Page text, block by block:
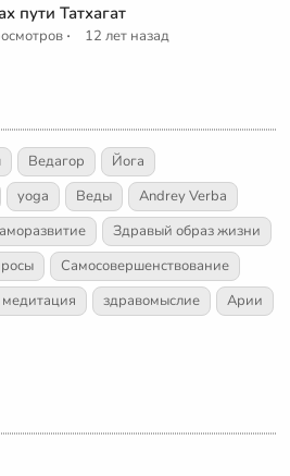
пути Татхагат
· 12 лет назад
Ведагор
Йога
yoga Веды
Andrey Verba
Здравый образ жизни
Самосовершенствование
медитация здравомыслие
Арии